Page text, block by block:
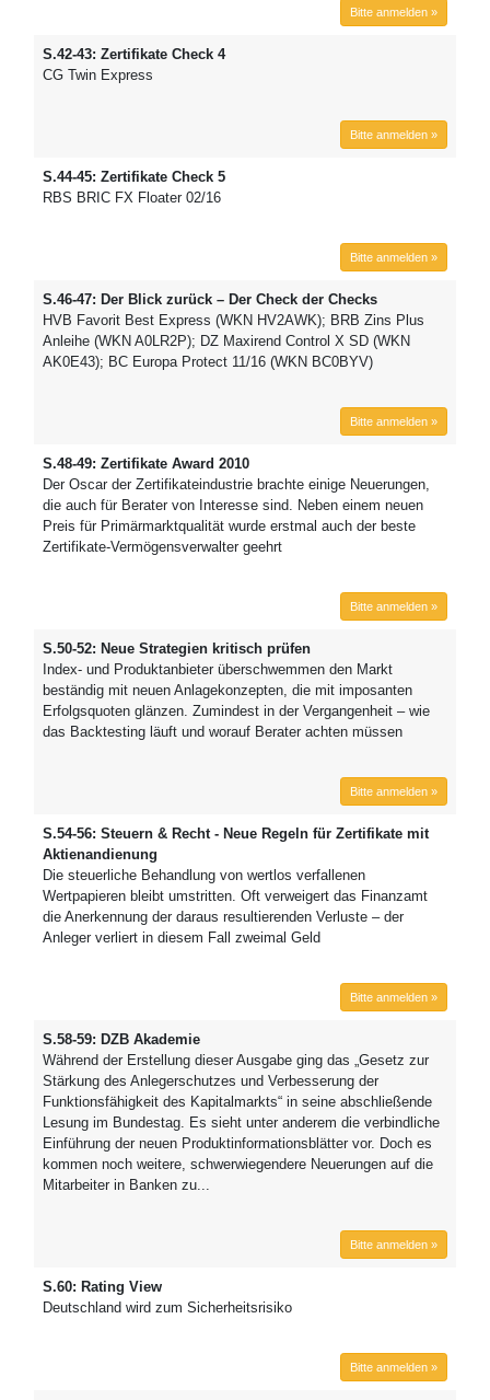
Bitte anmelden »
S.42-43: Zertifikate Check 4
CG Twin Express
Bitte anmelden »
S.44-45: Zertifikate Check 5
RBS BRIC FX Floater 02/16
Bitte anmelden »
S.46-47: Der Blick zurück – Der Check der Checks
HVB Favorit Best Express (WKN HV2AWK); BRB Zins Plus
Anleihe (WKN A0LR2P); DZ Maxirend Control X SD (WKN
AK0E43); BC Europa Protect 11/16 (WKN BC0BYV)
Bitte anmelden »
S.48-49: Zertifikate Award 2010
Der Oscar der Zertifikateindustrie brachte einige Neuerungen,
die auch für Berater von Interesse sind. Neben einem neuen
Preis für Primärmarktqualität wurde erstmal auch der beste
Zertifikate-Vermögensverwalter geehrt
Bitte anmelden »
S.50-52: Neue Strategien kritisch prüfen
Index- und Produktanbieter überschwemmen den Markt
beständig mit neuen Anlagekonzepten, die mit imposanten
Erfolgsquoten glänzen. Zumindest in der Vergangenheit – wie
das Backtesting läuft und worauf Berater achten müssen
Bitte anmelden »
S.54-56: Steuern & Recht - Neue Regeln für Zertifikate mit
Aktienandienung
Die steuerliche Behandlung von wertlos verfallenen
Wertpapieren bleibt umstritten. Oft verweigert das Finanzamt
die Anerkennung der daraus resultierenden Verluste – der
Anleger verliert in diesem Fall zweimal Geld
Bitte anmelden »
S.58-59: DZB Akademie
Während der Erstellung dieser Ausgabe ging das „Gesetz zur
Stärkung des Anlegerschutzes und Verbesserung der
Funktionsfähigkeit des Kapitalmarkts“ in seine abschließende
Lesung im Bundestag. Es sieht unter anderem die verbindliche
Einführung der neuen Produktinformationsblätter vor. Doch es
kommen noch weitere, schwerwiegendere Neuerungen auf die
Mitarbeiter in Banken zu...
Bitte anmelden »
S.60: Rating View
Deutschland wird zum Sicherheitsrisiko
Bitte anmelden »